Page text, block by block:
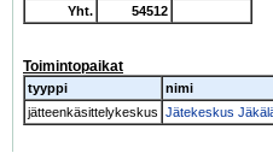
Yht.
54512
Toimintopaikat
tyyppi nimi
jätteenkäsittelykeskus Jätekeskus